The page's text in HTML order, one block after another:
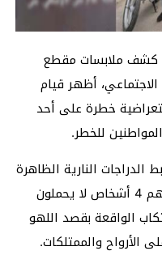
كشف ملابسات مقطع
أظهر قيام
خطرة على أحد
للخطر.
النارية الظاهرة
بمقطع الفيديو وقائديها، وتبين أنهم 4 أشخاص لا يحملون
الواقعة بقصد اللهو
الأرواح والممتلكات.